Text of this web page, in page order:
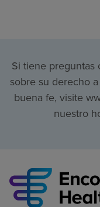
Si tiene preguntas
sobre su derecho
buena fe, visite
nuestro